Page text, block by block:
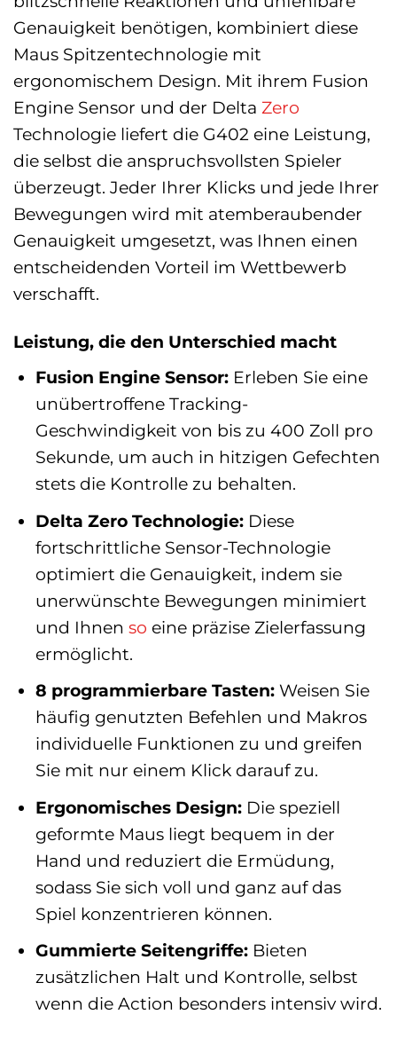
Genauigkeit benötigen, kombiniert diese
Maus Spitzentechnologie mit
ergonomischem Design. Mit ihrem Fusion
Engine Sensor und der Delta Zero
Technologie liefert die G402 eine Leistung,
die selbst die anspruchsvollsten Spieler
überzeugt. Jeder Ihrer Klicks und jede Ihrer
Bewegungen wird mit atemberaubender
Genauigkeit umgesetzt, was Ihnen einen
entscheidenden Vorteil im Wettbewerb
verschafft.
Leistung, die den Unterschied macht
Fusion Engine Sensor:Erleben Sie eine
unübertroffene Tracking-
Geschwindigkeit von bis zu 400 Zoll pro
Sekunde, um auch in hitzigen Gefechten
stets die Kontrolle zu behalten.
Delta Zero Technologie:Diese
fortschrittliche Sensor-Technologie
optimiert die Genauigkeit, indem sie
unerwünschte Bewegungen minimiert
und Ihnen so eine präzise Zielerfassung
ermöglicht.
8 programmierbare Tasten:Weisen Sie
häufig genutzten Befehlen und Makros
individuelle Funktionen zu und greifen
Sie mit nur einem Klick darauf zu.
Ergonomisches Design:Die speziell
geformte Maus liegt bequem in der
Hand und reduziert die Ermüdung,
sodass Sie sich voll und ganz auf das
Spiel konzentrieren können.
Gummierte Seitengriffe:Bieten
zusätzlichen Halt und Kontrolle, selbst
wenn die Action besonders intensiv wird.